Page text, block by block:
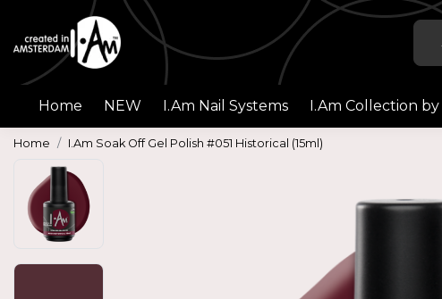
Home NEW I.Am Nail Systems I.Am Collection by
Home I.Am Soak Off Gel Polish #051 Historical (15ml)